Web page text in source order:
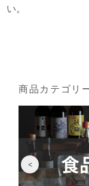
い。
商品カテゴリ
<